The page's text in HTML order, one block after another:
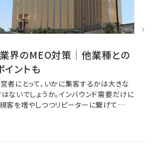
界のMEO対策｜他業種との
ントも
者にとって、いかに集客するかは大きな
ないでしょうか。インバウンド需要だけに
客を増やしつつリピーターに繋げて…